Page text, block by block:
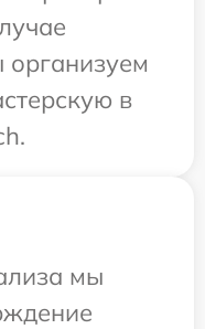
в
мы